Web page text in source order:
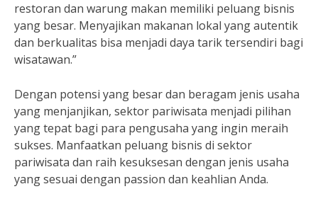
restoran dan warung makan memiliki peluang bisnis
yang besar. Menyajikan makanan lokal yang autentik
dan berkualitas bisa menjadi daya tarik tersendiri bagi
wisatawan.”
Dengan potensi yang besar dan beragam jenis usaha
yang menjanjikan, sektor pariwisata menjadi pilihan
yang tepat bagi para pengusaha yang ingin meraih
sukses. Manfaatkan peluang bisnis di sektor
pariwisata dan raih kesuksesan dengan jenis usaha
yang sesuai dengan passion dan keahlian Anda.